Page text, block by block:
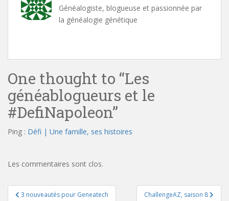
Généalogiste, blogueuse et passionnée par
la généalogie génétique
One thought to “Les
généablogueurs et le
#DefiNapoleon”
Ping : Défi | Une famille, ses histoires
Les commentaires sont clos.
Navigation
3 nouveautés pour Geneatech ChallengeAZ, saison 8